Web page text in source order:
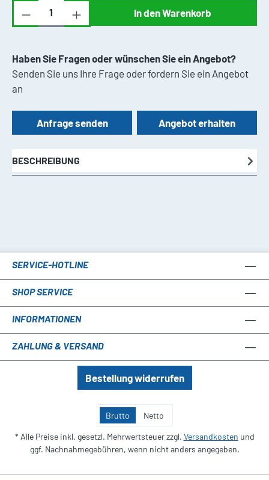
Produkt Anzahl: Gib den gewünschten
In den Warenkorb
Haben Sie Fragen oder wünschen Sie ein Angebot?
Senden Sie uns Ihre Frage oder fordern Sie ein Angebot
an
Anfrage senden Angebot erhalten
BESCHREIBUNG
SERVICE-HOTLINE
SHOP SERVICE
INFORMATIONEN
ZAHLUNG & VERSAND
Bestellung widerrufen
Brutto Netto
* Alle Preise inkl. gesetzl. Mehrwertsteuer zzgl. Versandkosten und
ggf. Nachnahmegebühren, wenn nicht anders angegeben.